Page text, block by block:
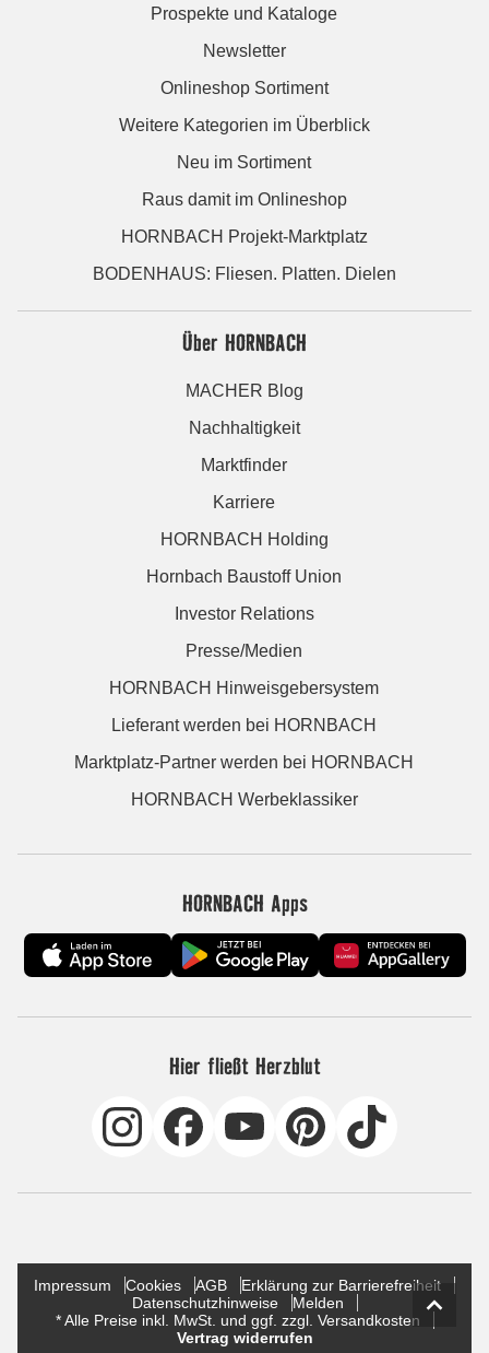
Prospekte und Kataloge
Newsletter
Onlineshop Sortiment
Weitere Kategorien im Überblick
Neu im Sortiment
Raus damit im Onlineshop
HORNBACH Projekt-Marktplatz
BODENHAUS: Fliesen. Platten. Dielen
Über HORNBACH
MACHER Blog
Nachhaltigkeit
Marktfinder
Karriere
HORNBACH Holding
Hornbach Baustoff Union
Investor Relations
Presse/Medien
HORNBACH Hinweisgebersystem
Lieferant werden bei HORNBACH
Marktplatz-Partner werden bei HORNBACH
HORNBACH Werbeklassiker
HORNBACH Apps
Hier fließt Herzblut
Impressum Cookies AGB
Erklärung zur Barrierefreiheit
Datenschutzhinweise
Melden
* Alle Preise inkl. MwSt. und ggf. zzgl. Versandkosten
Vertrag widerrufen